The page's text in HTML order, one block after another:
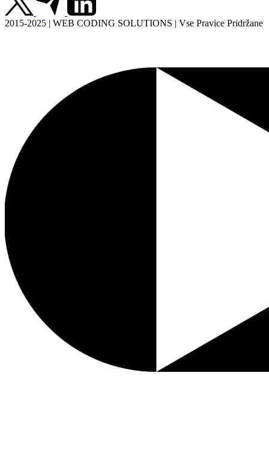
2015-2025 | WEB CODING SOLUTIONS | Vse Pravice Pridržane